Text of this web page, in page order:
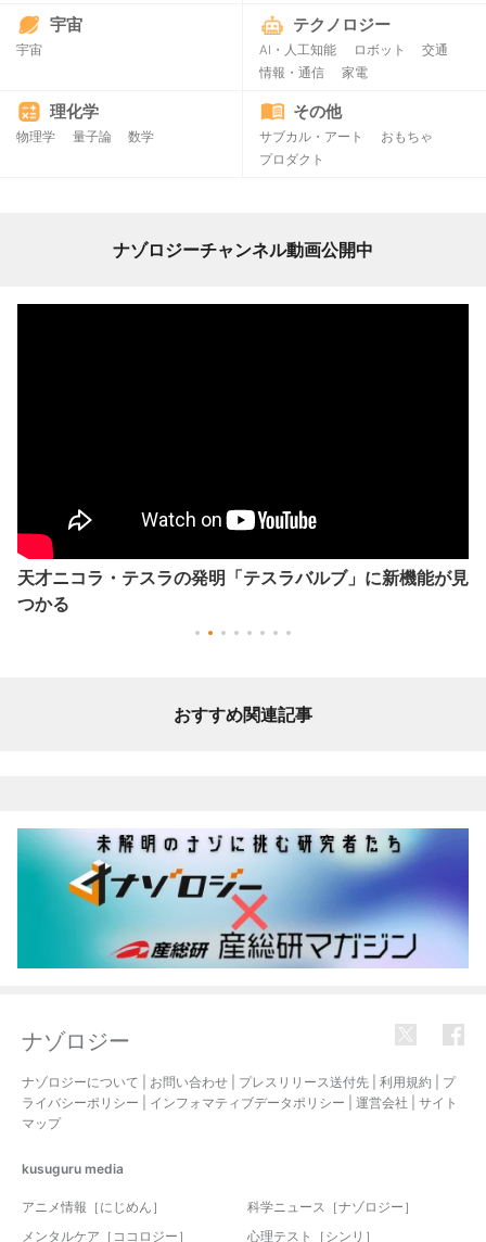
宇宙
宇宙
テクノロジー
AI・人工知能 ロボット
交通
情報・通信
家電
理化学
物理学 量子論 数学
その他
サブカル・アート
おもちゃ
プロダクト
ナゾロジーチャンネル動画公開中
天才ニコラ・テスラの発明「テスラバルブ」に新機能が見
つかる
おすすめ関連記事
ナゾロジー
ナゾロジーについて お問い合わせ プレスリリース送付先 利用規約
プ
ライバシーポリシー
インフォマティブデータポリシー 運営会社
サイト
マップ
kusuguru media
アニメ情報［にじめん］
科学ニュース［ナゾロジー］
メンタルケア［ココロジー］
心理テスト［シンリ］